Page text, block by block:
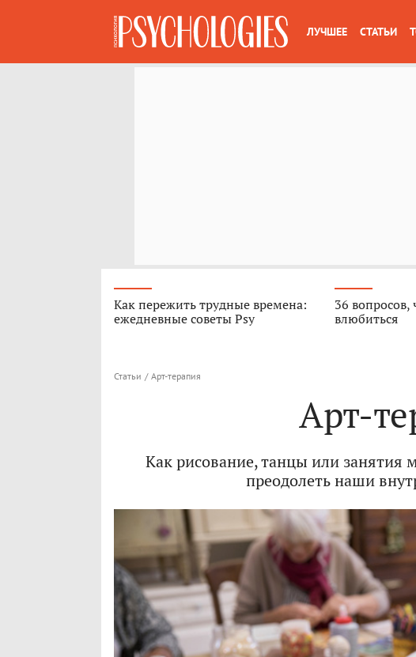
ЛУЧШЕЕ СТАТЬИ
Как пережить трудные времена:
ежедневные советы Psy
36 вопросов,
влюбиться
Статьи / Арт-терапия
Арт-
Как рисование, танцы или занятия
преодолеть наши